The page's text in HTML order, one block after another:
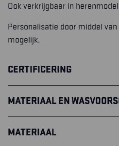
Ook verkrijgbaar in
Personalisatie door middel
mogelijk.
CERTIFICERING
MATERIAAL EN
MATERIAAL